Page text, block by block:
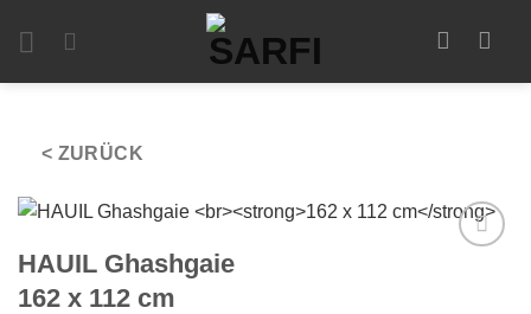
< ZURÜCK
HAUIL Ghashgaie
162 x 112 cm